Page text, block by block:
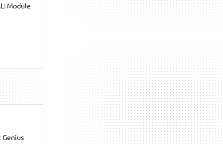
Module